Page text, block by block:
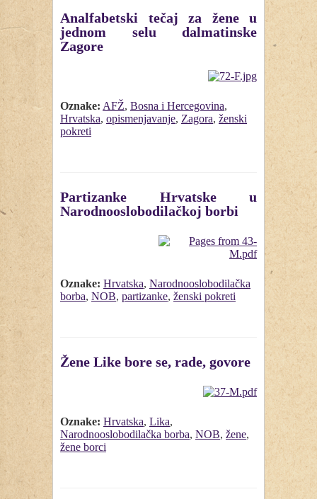
Analfabetski tečaj za žene u
jednom selu dalmatinske
Zagore
Oznake: AFŽ, Bosna i Hercegovina,
Hrvatska, opismenjavanje, Zagora, ženski
pokreti
Partizanke Hrvatske u
Narodnooslobodilačkoj borbi
Oznake: Hrvatska, Narodnooslobodilačka
borba, NOB, partizanke, ženski pokreti
Žene Like bore se, rade, govore
Oznake: Hrvatska, Lika,
Narodnooslobodilačka borba, NOB, žene,
žene borci